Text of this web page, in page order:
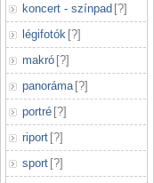
koncert - színpad [?]
légifotók [?]
makró [?]
panoráma [?]
portré [?]
riport [?]
sport [?]